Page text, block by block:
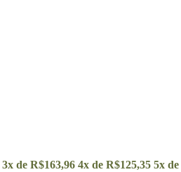
3x de R$163,96 4x de R$125,35 5x de